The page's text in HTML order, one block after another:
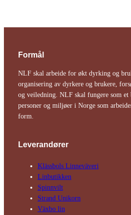
Formål
NLF skal arbeide for økt dyrking og
organisering av dyrkere og brukere,
og veiledning. NLF skal fungere som et
personer og miljøer i Norge som
form.
Leverandører
Klässbols Linne­väveri
Linbutikken
Spinnvilt
Strand Unikorn
Växbo lin